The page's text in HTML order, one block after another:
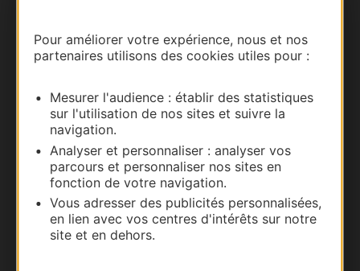
Pour améliorer votre expérience, nous et nos
partenaires utilisons des cookies utiles pour :
Mesurer l'audience : établir des statistiques
sur l'utilisation de nos sites et suivre la
navigation.
Analyser et personnaliser : analyser vos
parcours et personnaliser nos sites en
fonction de votre navigation.
Vous adresser des publicités personnalisées,
en lien avec vos centres d'intérêts sur notre
site et en dehors.
Business/Mice
Pros d'Occitanie
Site presse et d'influence
Voyagistes
Destination Sport
Inscrivez-vous à la lettre d'information
Destination Occitanie pour recevoir des